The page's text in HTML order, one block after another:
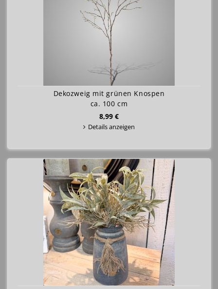
Dekozweig mit grünen Knospen
ca. 100 cm
8,99 €
Details anzeigen